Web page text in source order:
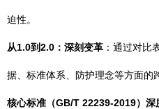
迫性。
从1.0到2.0：深刻变革 ：通过对比
据、标准体系、防护理念等方面的
核心标准（GB/T 22239-2019）深